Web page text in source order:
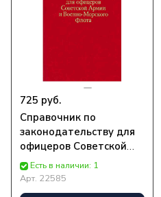
725 руб.
Справочник по
законодательству для
офицеров Советской
Армии и Военно-
Морского флота | Нет
автора
Есть в наличии: 1
Арт. 22585